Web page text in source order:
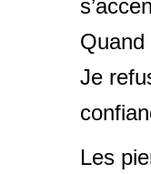
Quand
Je
Les